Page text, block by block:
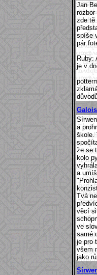
Jan
zde tě
spíše
pár
Ruby:
je v
Galois
a
škole.
že se
kolo
a
Tvá
věcí si
ve
samé
je pro
všem
jako